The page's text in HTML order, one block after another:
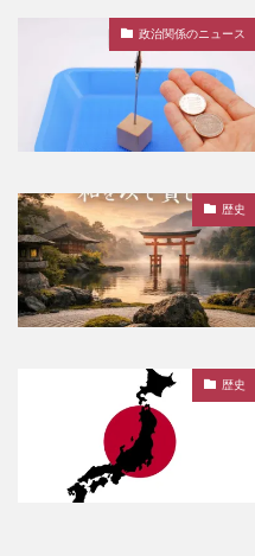
政治関係のニュース
歴史
歴史